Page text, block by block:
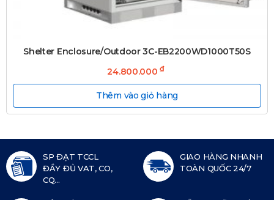
Shelter Enclosure/Outdoor 3C-EB2200WD1000T50S
24.800.000₫
Thêm vào giỏ hàng
SP ĐẠT TCCL
ĐẦY ĐỦ VAT, CO,
CQ...
GIAO HÀNG NHANH
TOÀN QUỐC 24/7